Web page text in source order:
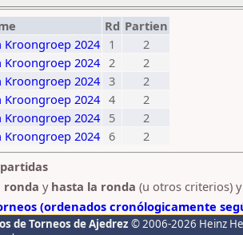
Rd Partien
Kroongroep 2024 1
2
Kroongroep 2024 2
2
Kroongroep 2024 3
2
Kroongroep 2024 4
2
Kroongroep 2024 5
2
Kroongroep 2024 6
2
ronda y hasta la ronda (u otros criterios)
(ordenados cronólogicamente
de Torneos de Ajedrez © 2006-2026 Heinz